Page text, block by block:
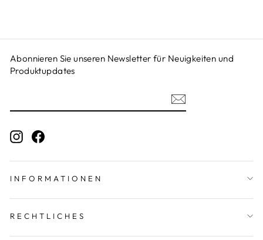
Abonnieren Sie unseren Newsletter für Neuigkeiten und
Produktupdates
Instagram
INFORMATIONEN
RECHTLICHES